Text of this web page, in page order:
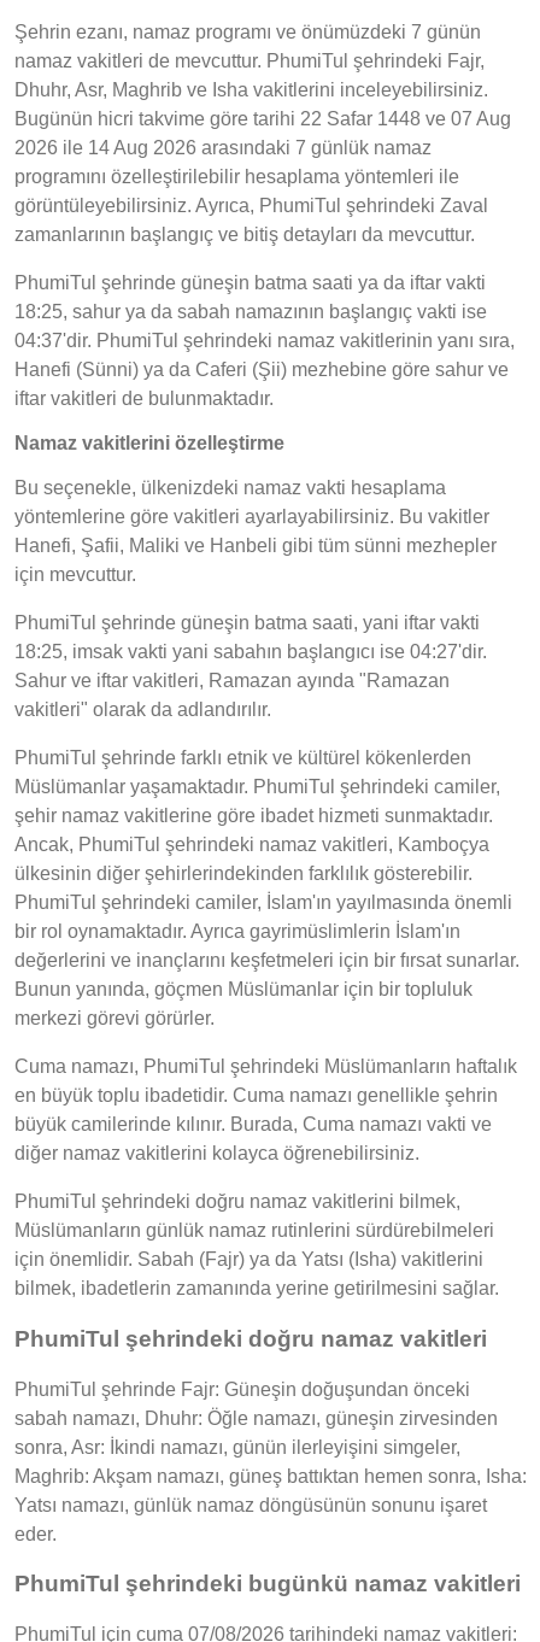
Şehrin ezanı, namaz programı ve önümüzdeki 7 günün
namaz vakitleri de mevcuttur. PhumiTul şehrindeki Fajr,
Dhuhr, Asr, Maghrib ve Isha vakitlerini inceleyebilirsiniz.
Bugünün hicri takvime göre tarihi 22 Safar 1448 ve 07 Aug
2026 ile 14 Aug 2026 arasındaki 7 günlük namaz
programını özelleştirilebilir hesaplama yöntemleri ile
görüntüleyebilirsiniz. Ayrıca, PhumiTul şehrindeki Zaval
zamanlarının başlangıç ve bitiş detayları da mevcuttur.
PhumiTul şehrinde güneşin batma saati ya da iftar vakti
18:25, sahur ya da sabah namazının başlangıç vakti ise
04:37'dir. PhumiTul şehrindeki namaz vakitlerinin yanı sıra,
Hanefi (Sünni) ya da Caferi (Şii) mezhebine göre sahur ve
iftar vakitleri de bulunmaktadır.
Namaz vakitlerini özelleştirme
Bu seçenekle, ülkenizdeki namaz vakti hesaplama
yöntemlerine göre vakitleri ayarlayabilirsiniz. Bu vakitler
Hanefi, Şafii, Maliki ve Hanbeli gibi tüm sünni mezhepler
için mevcuttur.
PhumiTul şehrinde güneşin batma saati, yani iftar vakti
18:25, imsak vakti yani sabahın başlangıcı ise 04:27'dir.
Sahur ve iftar vakitleri, Ramazan ayında "Ramazan
vakitleri" olarak da adlandırılır.
PhumiTul şehrinde farklı etnik ve kültürel kökenlerden
Müslümanlar yaşamaktadır. PhumiTul şehrindeki camiler,
şehir namaz vakitlerine göre ibadet hizmeti sunmaktadır.
Ancak, PhumiTul şehrindeki namaz vakitleri, Kamboçya
ülkesinin diğer şehirlerindekinden farklılık gösterebilir.
PhumiTul şehrindeki camiler, İslam'ın yayılmasında önemli
bir rol oynamaktadır. Ayrıca gayrimüslimlerin İslam'ın
değerlerini ve inançlarını keşfetmeleri için bir fırsat sunarlar.
Bunun yanında, göçmen Müslümanlar için bir topluluk
merkezi görevi görürler.
Cuma namazı, PhumiTul şehrindeki Müslümanların haftalık
en büyük toplu ibadetidir. Cuma namazı genellikle şehrin
büyük camilerinde kılınır. Burada, Cuma namazı vakti ve
diğer namaz vakitlerini kolayca öğrenebilirsiniz.
PhumiTul şehrindeki doğru namaz vakitlerini bilmek,
Müslümanların günlük namaz rutinlerini sürdürebilmeleri
için önemlidir. Sabah (Fajr) ya da Yatsı (Isha) vakitlerini
bilmek, ibadetlerin zamanında yerine getirilmesini sağlar.
PhumiTul şehrindeki doğru namaz vakitleri
PhumiTul şehrinde Fajr: Güneşin doğuşundan önceki
sabah namazı, Dhuhr: Öğle namazı, güneşin zirvesinden
sonra, Asr: İkindi namazı, günün ilerleyişini simgeler,
Maghrib: Akşam namazı, güneş battıktan hemen sonra, Isha:
Yatsı namazı, günlük namaz döngüsünün sonunu işaret
eder.
PhumiTul şehrindeki bugünkü namaz vakitleri
PhumiTul için cuma 07/08/2026 tarihindeki namaz vakitleri: